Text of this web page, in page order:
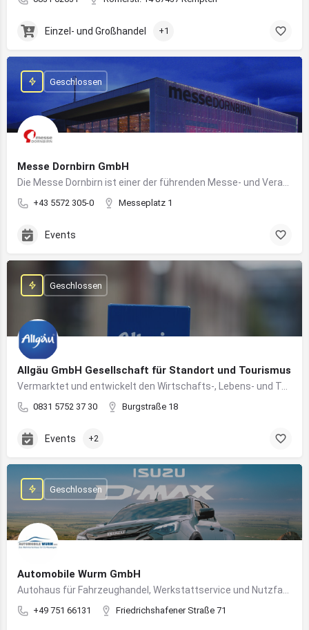
Einzel- und Großhandel +1
Messe Dornbirn GmbH
+43 5572 305-0 Messeplatz 1
Geschlossen
Events
Allgäu GmbH Gesellschaft für Standort und Tourismus
0831 5752 37 30 Burgstraße 18
Geschlossen
Events +2
Automobile Wurm GmbH
+49 751 66131 Friedrichshafener Straße 71
Geschlossen